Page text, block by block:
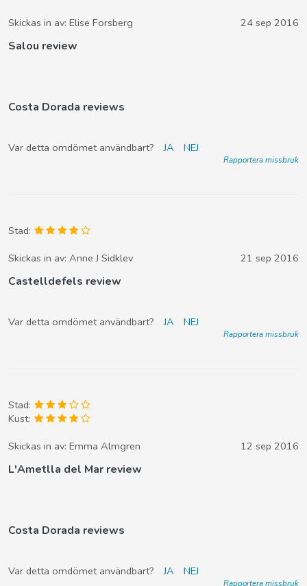
Skickas in av: Elise Forsberg 24 sep 2016
Salou review
Costa Dorada reviews
Var detta omdömet användbart? JA NEJ
Rapportera missbruk
Stad:
Skickas in av: Anne J Sidklev 21 sep 2016
Castelldefels review
Var detta omdömet användbart? JA NEJ
Rapportera missbruk
Stad:
Kust:
Skickas in av: Emma Almgren 12 sep 2016
L'Ametlla del Mar review
Costa Dorada reviews
Var detta omdömet användbart? JA NEJ
Rapportera missbruk